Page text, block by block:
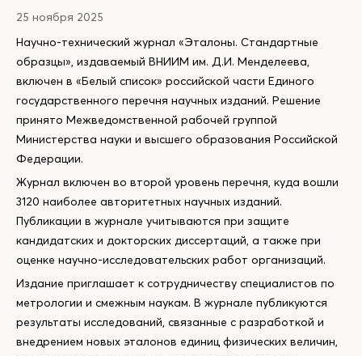
25 ноября 2025
Научно-технический журнал «Эталоны. Стандартные
образцы», издаваемый ВНИИМ им. Д.И. Менделеева,
включен в «Белый список» российской части Единого
государственного перечня научных изданий. Решение
принято Межведомственной рабочей группой
Министерства науки и высшего образования Российской
Федерации.
Журнал включен во второй уровень перечня, куда вошли
3120 наиболее авторитетных научных изданий.
Публикации в журнале учитываются при защите
кандидатских и докторских диссертаций, а также при
оценке научно-исследовательских работ организаций.
Издание приглашает к сотрудничеству специалистов по
метрологии и смежным наукам. В журнале публикуются
результаты исследований, связанные с разработкой и
внедрением новых эталонов единиц физических величин,